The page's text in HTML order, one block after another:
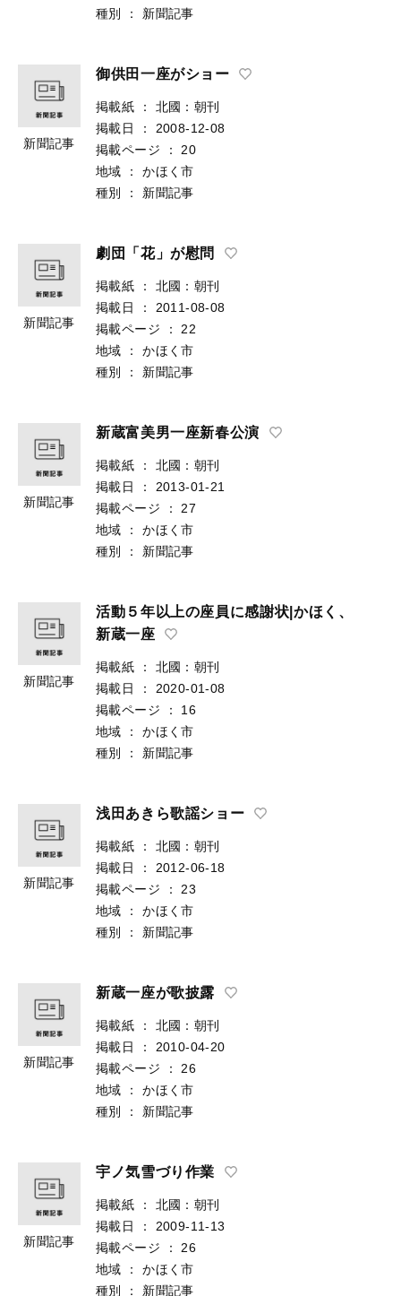
種別
： 新聞記事
新聞記事
御供田一座がショー
掲載紙 ：
北國：朝刊
掲載日
：
2008-12-08
掲載ページ
：
20
地域
：
かほく市
種別
： 新聞記事
新聞記事
劇団「花」が慰問
掲載紙 ：
北國：朝刊
掲載日
：
2011-08-08
掲載ページ
：
22
地域
：
かほく市
種別
： 新聞記事
新聞記事
新蔵富美男一座新春公演
掲載紙 ：
北國：朝刊
掲載日
：
2013-01-21
掲載ページ
：
27
地域
：
かほく市
種別
： 新聞記事
新聞記事
活動５年以上の座員に感謝状|かほく、
新蔵一座
掲載紙 ：
北國：朝刊
掲載日
：
2020-01-08
掲載ページ
：
16
地域
：
かほく市
種別
： 新聞記事
新聞記事
浅田あきら歌謡ショー
掲載紙 ：
北國：朝刊
掲載日
：
2012-06-18
掲載ページ
：
23
地域
：
かほく市
種別
： 新聞記事
新聞記事
新蔵一座が歌披露
掲載紙 ：
北國：朝刊
掲載日
：
2010-04-20
掲載ページ
：
26
地域
：
かほく市
種別
： 新聞記事
新聞記事
宇ノ気雪づり作業
掲載紙 ：
北國：朝刊
掲載日
：
2009-11-13
掲載ページ
：
26
地域
：
かほく市
種別
： 新聞記事